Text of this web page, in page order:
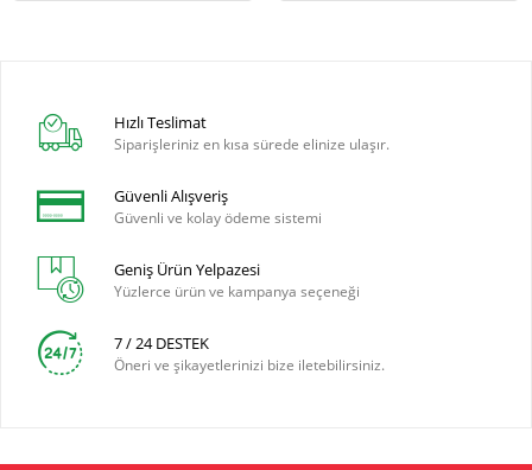
Hızlı Teslimat
Siparişleriniz en kısa sürede elinize ulaşır.
Güvenli Alışveriş
Güvenli ve kolay ödeme sistemi
Geniş Ürün Yelpazesi
Yüzlerce ürün ve kampanya seçeneği
7 / 24 DESTEK
Öneri ve şikayetlerinizi bize iletebilirsiniz.